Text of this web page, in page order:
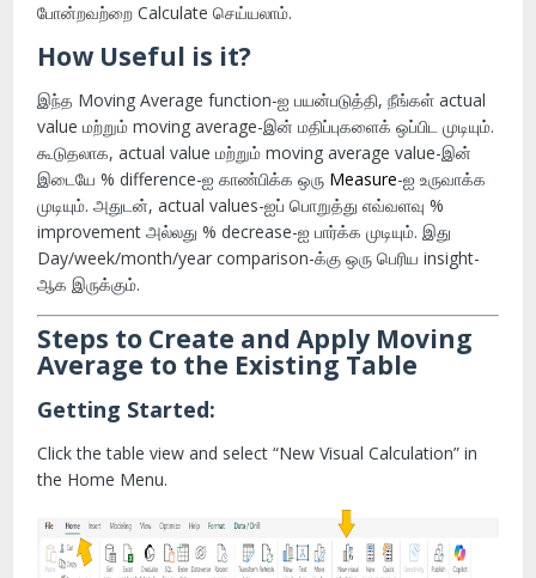
போன்றவற்றை Calculate செய்யலாம்.
How Useful is it?
இந்த Moving Average function-ஐ பயன்படுத்தி, நீங்கள் actual
value மற்றும் moving average-இன் மதிப்புகளைக் ஒப்பிட முடியும்.
கூடுதலாக, actual value மற்றும் moving average value-இன்
இடையே % difference-ஐ காண்பிக்க ஒரு Measure-ஐ உருவாக்க
முடியும். அதுடன், actual values-ஐப் பொறுத்து எவ்வளவு %
improvement அல்லது % decrease-ஐ பார்க்க முடியும். இது
Day/week/month/year comparison-க்கு ஒரு பெரிய insight-
ஆக இருக்கும்.
Steps to Create and Apply Moving
Average to the Existing Table
Getting Started:
Click the table view and select “New Visual Calculation” in
the Home Menu.